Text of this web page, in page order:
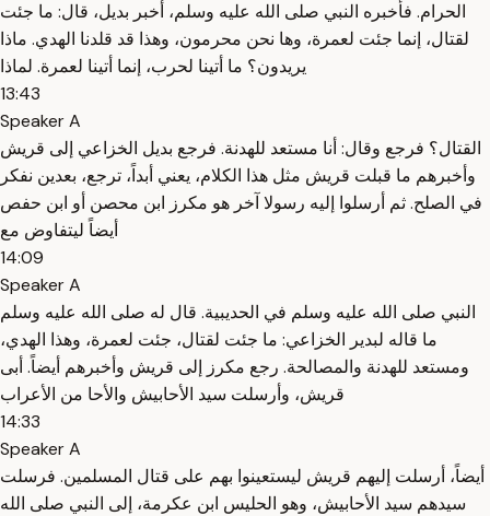
الحرام. فأخبره النبي صلى الله عليه وسلم، أخبر بديل، قال: ما جئت
لقتال، إنما جئت لعمرة، وها نحن محرمون، وهذا قد قلدنا الهدي. ماذا
يريدون؟ ما أتينا لحرب، إنما أتينا لعمرة. لماذا
13:43
Speaker A
القتال؟ فرجع وقال: أنا مستعد للهدنة. فرجع بديل الخزاعي إلى قريش
وأخبرهم ما قبلت قريش مثل هذا الكلام، يعني أبداً، ترجع، بعدين نفكر
في الصلح. ثم أرسلوا إليه رسولا آخر هو مكرز ابن محصن أو ابن حفص
أيضاً ليتفاوض مع
14:09
Speaker A
النبي صلى الله عليه وسلم في الحديبية. قال له صلى الله عليه وسلم
ما قاله لبدير الخزاعي: ما جئت لقتال، جئت لعمرة، وهذا الهدي،
ومستعد للهدنة والمصالحة. رجع مكرز إلى قريش وأخبرهم أيضاً. أبى
قريش، وأرسلت سيد الأحابيش والأحا من الأعراب
14:33
Speaker A
أيضاً، أرسلت إليهم قريش ليستعينوا بهم على قتال المسلمين. فرسلت
سيدهم سيد الأحابيش، وهو الحليس ابن عكرمة، إلى النبي صلى الله